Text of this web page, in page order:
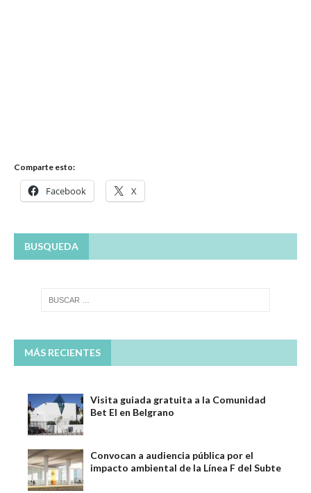
Comparte esto:
Facebook X
BUSQUEDA
MÁS RECIENTES
Visita guiada gratuita a la Comunidad
Bet El en Belgrano
Convocan a audiencia pública por el
impacto ambiental de la Línea F del Subte